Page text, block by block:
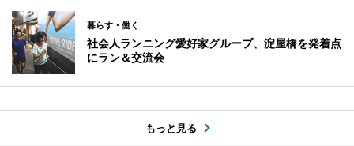
暮らす・働く
社会人ランニング愛好家グループ、淀屋橋を発着点
にラン＆交流会
もっと見る